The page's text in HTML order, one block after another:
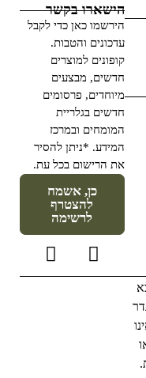
הישארו בקשר
הירשמו כאן כדי לקבל
עדכונים והטבות.
קופונים למוצרים
חדשים, מבצעים
מיוחדים, פרסומים
חדשים בגלריית
המומחים ובמרכז
המידע. *ניתן להסיר
את הרישום בכל עת.
כן, אשמח
להצטרף
לרשימה